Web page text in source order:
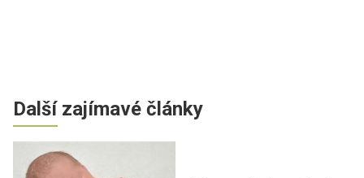
Další zajímavé články